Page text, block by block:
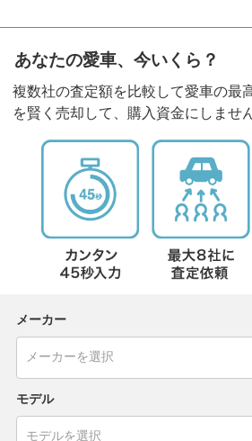
あなたの愛車、今いくら？
複数社の査定額を比較して愛車の最
を賢く売却して、購入資金にしませ
メーカー
モデル